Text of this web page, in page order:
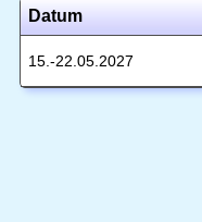
Datum
15.-22.05.2027